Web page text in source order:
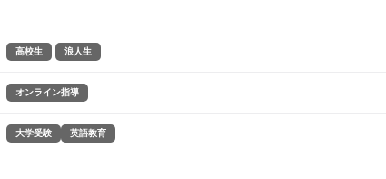
高校生 浪人生
オンライン指導
大学受験 英語教育